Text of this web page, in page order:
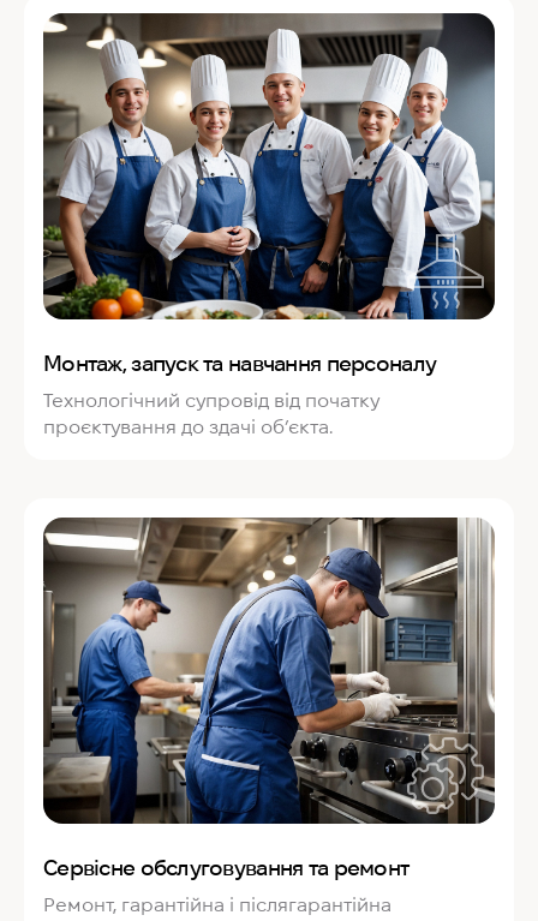
Монтаж, запуск та навчання персоналу
Технологічний супровід від початку
проєктування до здачі об’єкта.
Сервісне обслуговування та ремонт
Ремонт, гарантійна і післягарантійна